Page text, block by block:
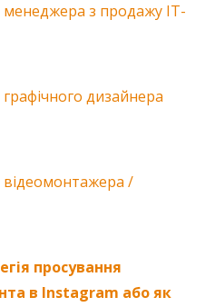
менеджера з продажу ІТ-
дизайнера
відеомонтажера /
просування
в Instagram або як